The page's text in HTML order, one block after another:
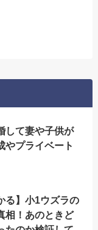
して妻や子供が
やプライベート
る】小1ウズラの
相！あのときど